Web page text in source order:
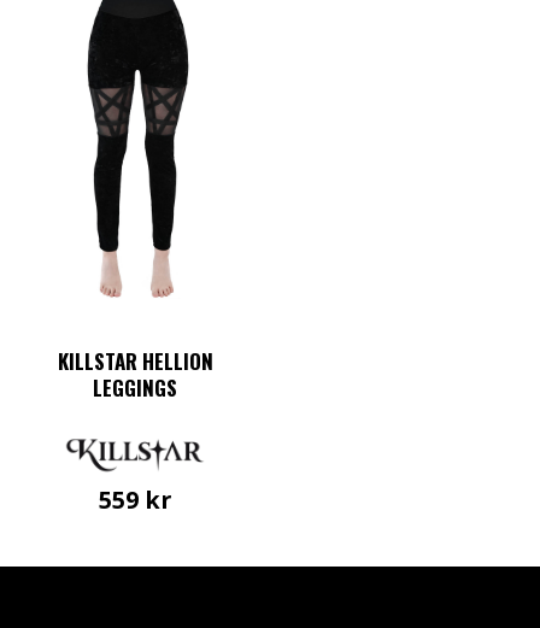
KILLSTAR HELLION
LEGGINGS
559 kr